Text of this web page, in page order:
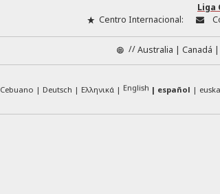
Liga
Centro Internacional:
//Australia Canadá
Cebuano Deutsch Ελληνικά English español